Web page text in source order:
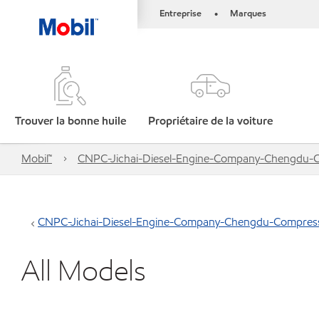
Entreprise • Marques
Trouver la bonne huile Propriétaire de la voiture
Mobil™ CNPC-Jichai-Diesel-Engine-Company-Chengdu-
CNPC-Jichai-Diesel-Engine-Company-Chengdu-
All Models